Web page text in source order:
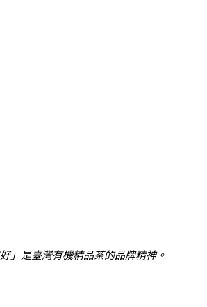
」是臺灣有機精品茶的品牌精神。